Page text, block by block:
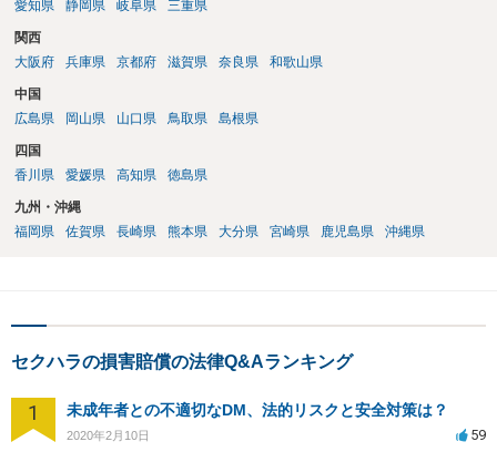
愛知県
静岡県 岐阜県 三重県
関西
大阪府
兵庫県 京都府 滋賀県 奈良県 和歌山県
中国
広島県
岡山県 山口県 鳥取県 島根県
四国
香川県
愛媛県 高知県 徳島県
九州・沖縄
福岡県
佐賀県 長崎県 熊本県 大分県 宮崎県 鹿児島県 沖縄県
セクハラの損害賠償の法律Q&Aランキング
1 未成年者との不適切なDM、法的リスクと安全対策は？
2020年2月10日 59